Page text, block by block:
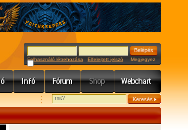
Felhasználó létrehozása Elfelejtett jelszó Megjegyez